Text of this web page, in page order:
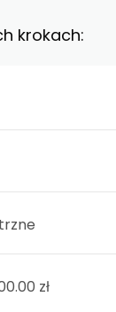
krokach:
zł